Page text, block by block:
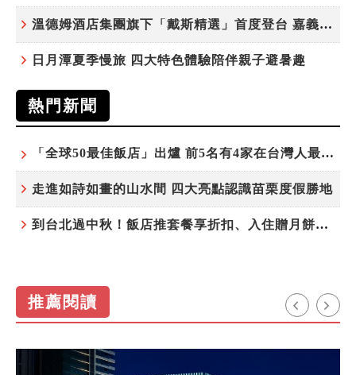
溫德姆酒店集團旗下「戴斯精選」首度登台 嘉義首店揭新幕
日月潭夏季慢旅 四大特色體驗陪伴親子避暑趣
熱門新聞
「全球50最佳飯店」出爐 前5名有4家在台灣人最常去的城市！
走進如詩如畫的山水間 四大亮點認識苗栗度假勝地
到台北過中秋！飯店推套餐享折扣、入住贈月餅禮盒
推薦閱讀